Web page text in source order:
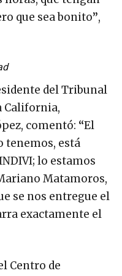
que sea bonito”,
del Tribunal
California,
comentó: “El
tenemos, está
lo estamos
Matamoros,
se nos entregue el
exactamente el
Centro de